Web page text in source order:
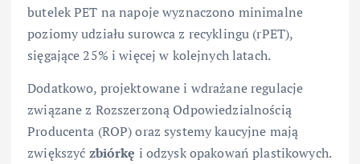
butelek PET na napoje wyznaczono minimalne
poziomy udziału surowca z recyklingu (rPET),
sięgające 25% i więcej w kolejnych latach.
Dodatkowo, projektowane i wdrażane regulacje
związane z Rozszerzoną Odpowiedzialnością
Producenta (ROP) oraz systemy kaucyjne mają
zwiększyć zbiórkę i odzysk opakowań plastikowych.